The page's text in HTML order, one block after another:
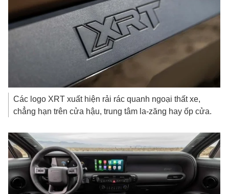
Các logo XRT xuất hiện rải rác quanh ngoại thất xe,
chẳng hạn trên cửa hậu, trung tâm la-zăng hay ốp cửa.